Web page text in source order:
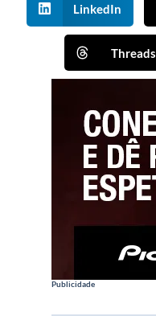
LinkedIn
Threads
Publicidade